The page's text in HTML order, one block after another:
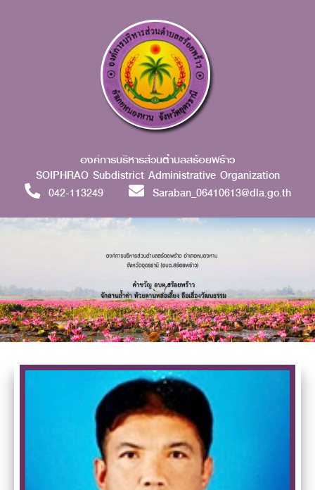
องค์การบริหารส่วนตำบลสร้อยพร้าว
SOIPHRAO Subdistrict Administrative Organization
042-113249
Saraban_06410613@dla.go.th